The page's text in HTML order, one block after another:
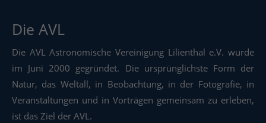
Die AVL
Die AVL Astronomische Vereinigung Lilienthal e.V. wurde
im Juni 2000 gegründet. Die ursprünglichste Form der
Natur, das Weltall, in Beobachtung, in der Fotografie, in
Veranstaltungen und in Vorträgen gemeinsam zu erleben,
ist das Ziel der AVL.